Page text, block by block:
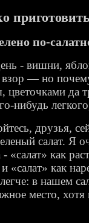
по-
- вишни,
взор — но
цветочками да
нибудь
друзья,
салат. Я
- «салат» как
«салат» как
в нашем
место,